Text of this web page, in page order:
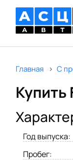
Главная С
Купить
Год выпуска:
Пробег: